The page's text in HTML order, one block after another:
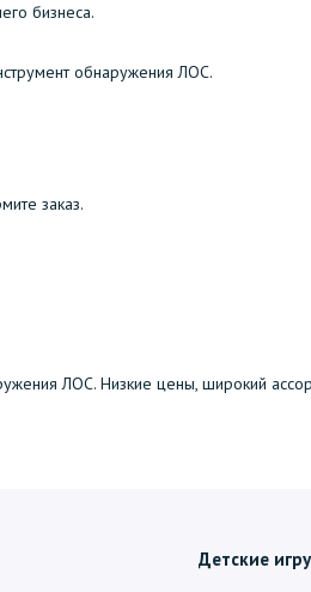
бизнеса.
обнаружения ЛОС.
заказ.
ЛОС. Низкие цены, широкий
Детские